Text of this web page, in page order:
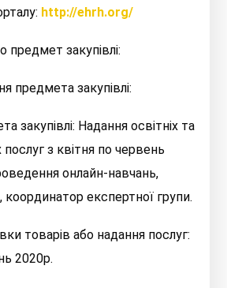
http://ehrh.org/
предмет закупівлі:
предмета закупівлі:
закупівлі: Надання освітніх та
послуг з квітня по червень
онлайн-навчань,
координатор експертної групи.
товарів або надання послуг:
2020р.